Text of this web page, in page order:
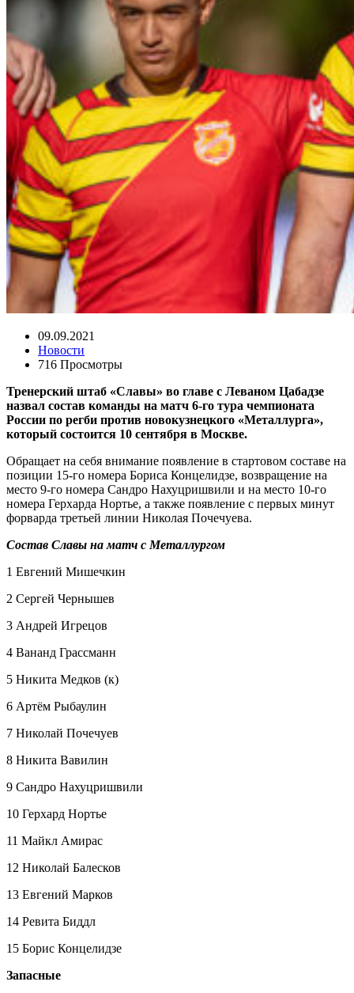
09.09.2021
Новости
716 Просмотры
Тренерский штаб «Славы» во главе с Леваном Цабадзе
назвал состав команды на матч 6-го тура чемпионата
России по регби против новокузнецкого «Металлурга»,
который состоится 10 сентября в Москве.
Обращает на себя внимание появление в стартовом составе на
позиции 15-го номера Бориса Концелидзе, возвращение на
место 9-го номера Сандро Нахуцришвили и на место 10-го
номера Герхарда Нортье, а также появление с первых минут
форварда третьей линии Николая Почечуева.
Состав Славы на матч с Металлургом
1 Евгений Мишечкин
2 Сергей Чернышев
3 Андрей Игрецов
4 Вананд Грассманн
5 Никита Медков (к)
6 Артём Рыбаулин
7 Николай Почечуев
8 Никита Вавилин
9 Сандро Нахуцришвили
10 Герхард Нортье
11 Майкл Амирас
12 Николай Балесков
13 Евгений Марков
14 Ревита Биддл
15 Борис Концелидзе
Запасные